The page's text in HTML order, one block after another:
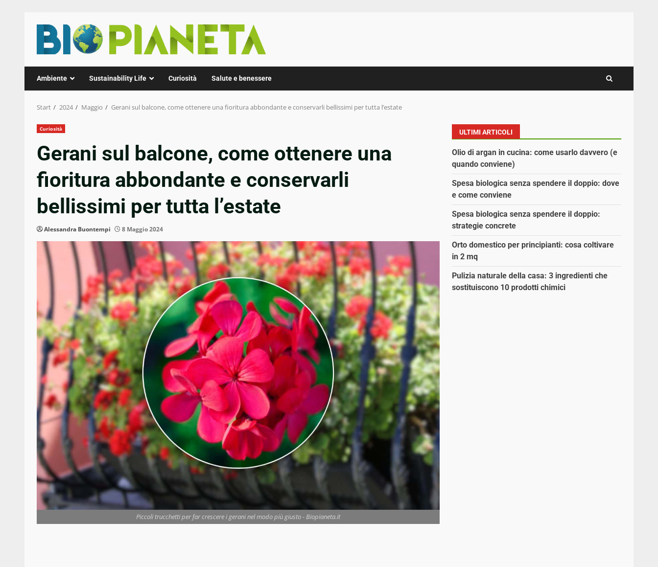
Inhalt
springen
Ambiente Sustainability Life Curiosità Salute e benessere
Start 2024 Maggio Gerani sul balcone, come ottenere una fioritura abbondante e conservarli bellissimi per tutta l’estate
Curiosità
Gerani sul balcone, come ottenere una
fioritura abbondante e conservarli
bellissimi per tutta l’estate
Alessandra Buontempi 8 Maggio 2024
Piccoli trucchetti per far crescere i gerani nel modo più giusto - Biopianeta.it
ULTIMI ARTICOLI
Olio di argan in cucina: come usarlo davvero (e
quando conviene)
Spesa biologica senza spendere il doppio: dove
e come conviene
Spesa biologica senza spendere il doppio:
strategie concrete
Orto domestico per principianti: cosa coltivare
in 2 mq
Pulizia naturale della casa: 3 ingredienti che
sostituiscono 10 prodotti chimici